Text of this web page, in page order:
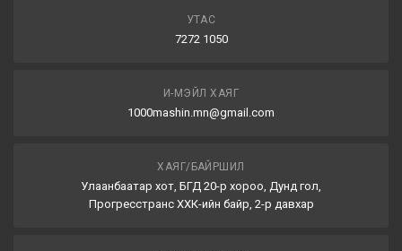
УТАС
7272 1050
И-МЭЙЛ ХАЯГ
1000mashin.mn@gmail.com
ХАЯГ/БАЙРШИЛ
Улаанбаатар хот, БГД 20-р хороо, Дунд гол,
Прогресстранс ХХК-ийн байр, 2-р давхар